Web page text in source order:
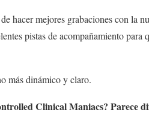
hacer mejores grabaciones con la
pistas de acompañamiento para
más dinámico y claro.
Clinical Maniacs? Parece